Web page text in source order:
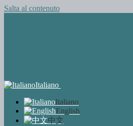
Salta al contenuto
Italiano
Italiano
English
中文